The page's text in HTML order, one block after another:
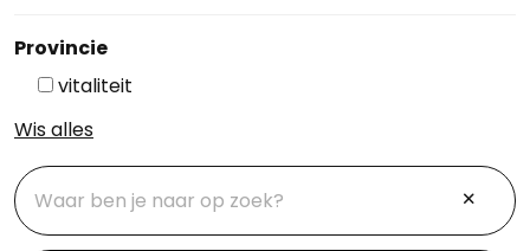
Provincie
vitaliteit
Wis alles